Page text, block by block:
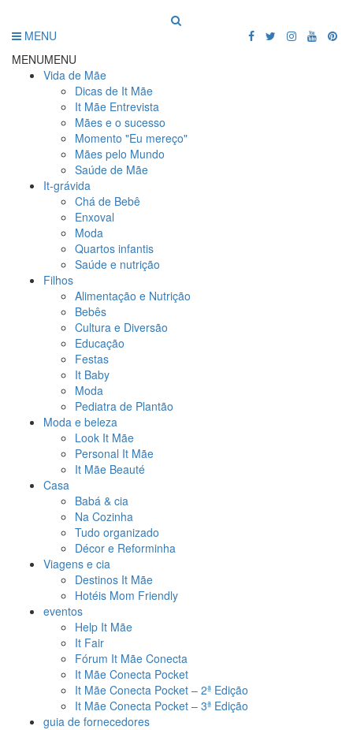
MENU
MENUMENU
Vida de Mãe
Dicas de It Mãe
It Mãe Entrevista
Mães e o sucesso
Momento "Eu mereço"
Mães pelo Mundo
Saúde de Mãe
It-grávida
Chá de Bebê
Enxoval
Moda
Quartos infantis
Saúde e nutrição
Filhos
Alimentação e Nutrição
Bebês
Cultura e Diversão
Educação
Festas
It Baby
Moda
Pediatra de Plantão
Moda e beleza
Look It Mãe
Personal It Mãe
It Mãe Beauté
Casa
Babá & cia
Na Cozinha
Tudo organizado
Décor e Reforminha
Viagens e cia
Destinos It Mãe
Hotéis Mom Friendly
eventos
Help It Mãe
It Fair
Fórum It Mãe Conecta
It Mãe Conecta Pocket
It Mãe Conecta Pocket – 2ª Edição
It Mãe Conecta Pocket – 3ª Edição
guia de fornecedores